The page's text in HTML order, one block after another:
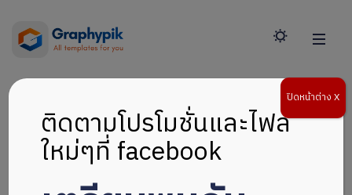
ติดตามโปรโมชั่นและไฟล์
ใหม่ๆที่ facebook
ปิดหน้าต่าง X